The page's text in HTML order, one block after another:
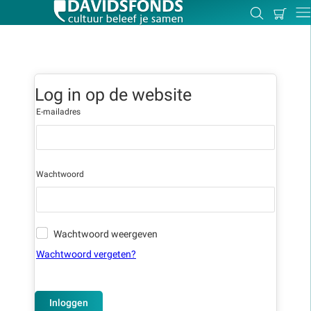
Zoeken
Mijn
Log in op de website
E-mailadres
Wachtwoord
Wachtwoord weergeven
Wachtwoord vergeten?
Inloggen
Zoeken